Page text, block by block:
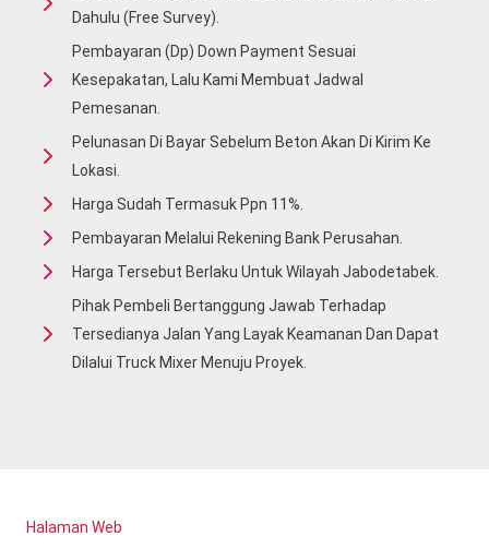
Dahulu (free Survey).
Pembayaran (Dp) Down Payment Sesuai
Kesepakatan, Lalu Kami Membuat Jadwal
Pemesanan.
Pelunasan Di Bayar Sebelum Beton Akan Di Kirim Ke
Lokasi.
Harga Sudah Termasuk Ppn 11%.
Pembayaran Melalui Rekening Bank Perusahan.
Harga Tersebut Berlaku Untuk Wilayah Jabodetabek.
Pihak Pembeli Bertanggung Jawab Terhadap
Tersedianya Jalan Yang Layak Keamanan Dan Dapat
Dilalui Truck Mixer Menuju Proyek.
Halaman Web